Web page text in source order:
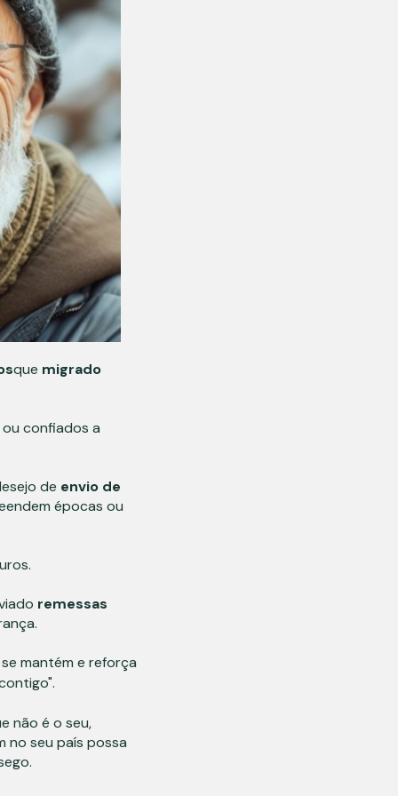
que migrado
confiados a
de envio de
épocas ou
remessas
mantém e reforça
não é o seu,
no seu país possa